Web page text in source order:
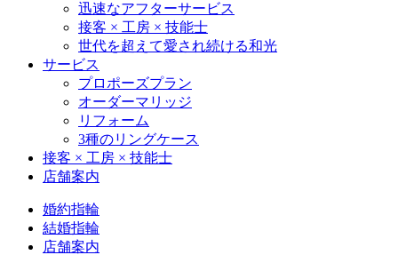
迅速なアフターサービス
接客 × 工房 × 技能士
世代を超えて愛され続ける和光
サービス
プロポーズプラン
オーダーマリッジ
リフォーム
3種のリングケース
接客 × 工房 × 技能士
店舗案内
婚約指輪
結婚指輪
店舗案内